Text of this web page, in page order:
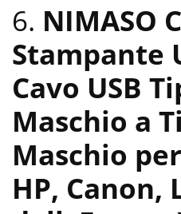
6. NIMASO
Stampante
Cavo USB
Maschio a
Maschio
HP, Canon,